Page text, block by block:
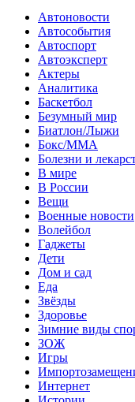
Автоновости
Автособытия
Автоспорт
Автоэксперт
Актеры
Аналитика
Баскетбол
Безумный мир
Биатлон/Лыжи
Бокс/MMA
Болезни и
В мире
В России
Вещи
Военные новости
Волейбол
Гаджеты
Дети
Дом и сад
Еда
Звёзды
Здоровье
Зимние виды
ЗОЖ
Игры
Интернет